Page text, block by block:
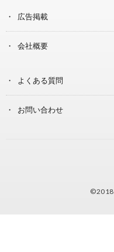
広告掲載
会社概要
よくある質問
お問い合わせ
©2018